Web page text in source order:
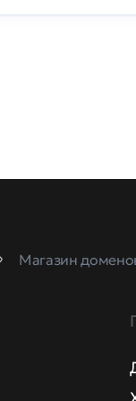
Магазин